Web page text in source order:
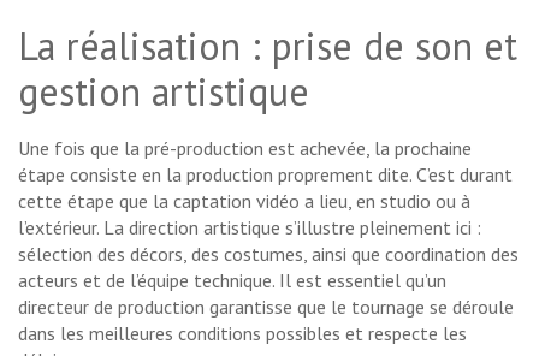
La réalisation : prise de son et
gestion artistique
Une fois que la pré-production est achevée, la prochaine
étape consiste en la production proprement dite. C’est durant
cette étape que la captation vidéo a lieu, en studio ou à
l’extérieur. La direction artistique s’illustre pleinement ici :
sélection des décors, des costumes, ainsi que coordination des
acteurs et de l’équipe technique. Il est essentiel qu’un
directeur de production garantisse que le tournage se déroule
dans les meilleures conditions possibles et respecte les